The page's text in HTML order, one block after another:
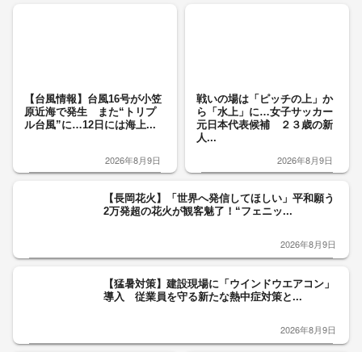
【台風情報】台風16号が小笠
原近海で発生 また“トリプ
ル台風”に…12日には海上...
2026年8月9日
戦いの場は「ピッチの上」か
ら「水上」に…女子サッカー
元日本代表候補 ２３歳の新
人...
2026年8月9日
【長岡花火】「世界へ発信してほしい」平和願う
2万発超の花火が観客魅了！“フェニッ...
2026年8月9日
【猛暑対策】建設現場に「ウインドウエアコン」
導入 従業員を守る新たな熱中症対策と...
2026年8月9日